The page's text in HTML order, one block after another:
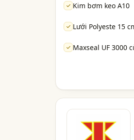
Kim bơm keo A10
Lưới Polyeste 15
Maxseal UF 3000